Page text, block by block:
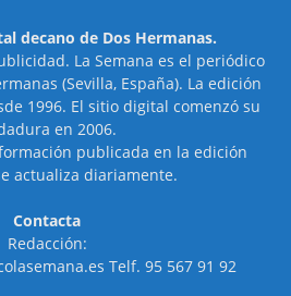
decano de Dos Hermanas.
La Semana es el periódico
(Sevilla, España). La edición
1996. El sitio digital comenzó su
en 2006.
publicada en la edición
actualiza diariamente.
Contacta
Redacción:
Telf. 95 567 91 92